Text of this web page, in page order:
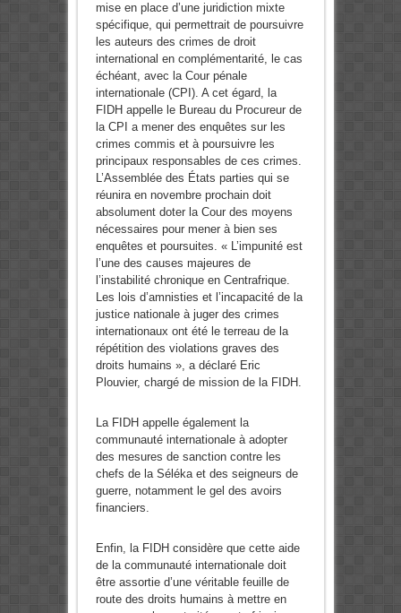
mise en place d’une juridiction mixte
spécifique, qui permettrait de poursuivre
les auteurs des crimes de droit
international en complémentarité, le cas
échéant, avec la Cour pénale
internationale (CPI). A cet égard, la
FIDH appelle le Bureau du Procureur de
la CPI a mener des enquêtes sur les
crimes commis et à poursuivre les
principaux responsables de ces crimes.
L’Assemblée des États parties qui se
réunira en novembre prochain doit
absolument doter la Cour des moyens
nécessaires pour mener à bien ses
enquêtes et poursuites. « L’impunité est
l’une des causes majeures de
l’instabilité chronique en Centrafrique.
Les lois d’amnisties et l’incapacité de la
justice nationale à juger des crimes
internationaux ont été le terreau de la
répétition des violations graves des
droits humains », a déclaré Eric
Plouvier, chargé de mission de la FIDH.
La FIDH appelle également la
communauté internationale à adopter
des mesures de sanction contre les
chefs de la Séléka et des seigneurs de
guerre, notamment le gel des avoirs
financiers.
Enfin, la FIDH considère que cette aide
de la communauté internationale doit
être assortie d’une véritable feuille de
route des droits humains à mettre en